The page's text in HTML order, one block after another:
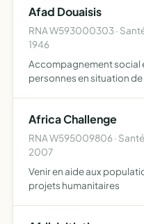
Afad Douaisis
RNA W593000303 ·
1946
Accompagnement social
personnes en situation
approche globale person…
Africa Challenge
RNA W595009806 ·
2007
Venir en aide aux
projets humanitaires